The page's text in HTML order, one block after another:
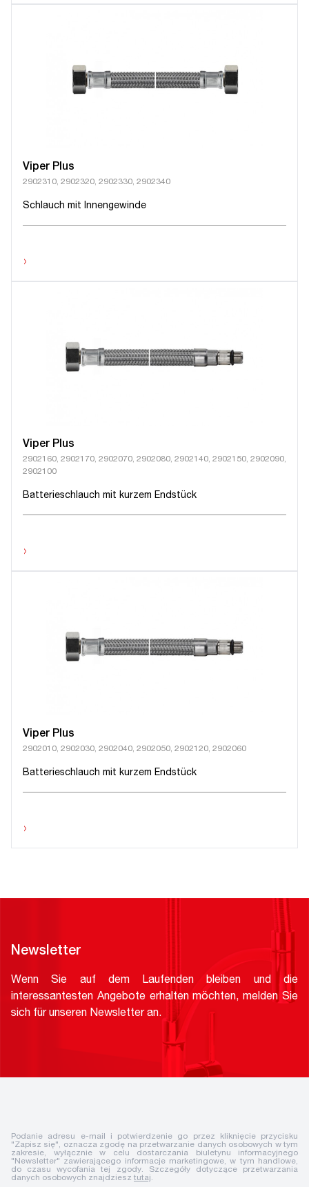
Viper Plus
2902310, 2902320, 2902330, 2902340
Schlauch mit Innengewinde
›
Viper Plus
2902160, 2902170, 2902070, 2902080, 2902140, 2902150, 2902090,
2902100
Batterieschlauch mit kurzem Endstück
›
Viper Plus
2902010, 2902030, 2902040, 2902050, 2902120, 2902060
Batterieschlauch mit kurzem Endstück
›
Newsletter
Wenn Sie auf dem Laufenden bleiben und die
interessantesten Angebote erhalten möchten, melden Sie
sich für unseren Newsletter an.
Podanie adresu e-mail i potwierdzenie go przez kliknięcie przycisku
"Zapisz się", oznacza zgodę na przetwarzanie danych osobowych w tym
zakresie, wyłącznie w celu dostarczania biuletynu informacyjnego
"Newsletter" zawierającego informacje marketingowe, w tym handlowe,
do czasu wycofania tej zgody. Szczegóły dotyczące przetwarzania
danych osobowych znajdziesz tutaj.